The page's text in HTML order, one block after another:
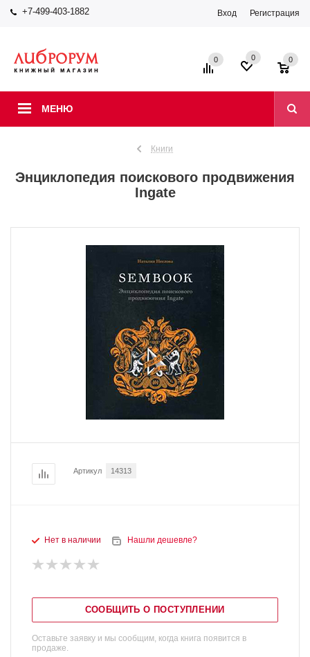
+7-499-403-1882 Вход Регистрация
МЕНЮ
0 0 0
Книги
Энциклопедия поискового продвижения
Ingate
Артикул 14313
Нет в наличии Нашли дешевле?
СООБЩИТЬ О ПОСТУПЛЕНИИ
Оставьте заявку и мы сообщим, когда книга появится в
продаже.